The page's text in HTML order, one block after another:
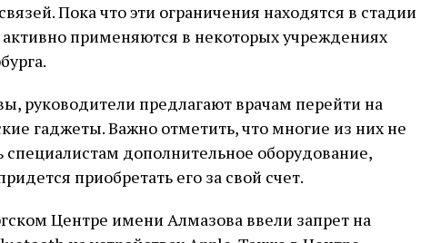
Пока что эти ограничения находятся в стадии
применяются в некоторых учреждениях
руководители предлагают врачам перейти на
гаджеты. Важно отметить, что многие из них не
дополнительное оборудование,
приобретать его за свой счет.
Центре имени Алмазова ввели запрет на